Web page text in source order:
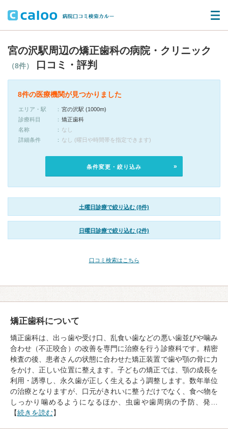
宮の沢駅周辺の矯正歯科の病院・クリニック
（8件） 口コミ・評判
8件の医療機関が見つかりました
エリア・駅
宮の沢駅 (1000m)
診療科目
矯正歯科
名称
なし
詳細条件
なし (曜日や時間帯を指定できます)
条件変更・絞り込み
土曜日診療で絞り込む (8件)
日曜日診療で絞り込む (2件)
口コミ検索はこちら
矯正歯科について
矯正歯科は、出っ歯や受け口、乱食い歯などの悪い歯並びや噛み
合わせ（不正咬合）の改善を専門に治療を行う診療科です。精密
検査の後、患者さんの状態に合わせた矯正装置で歯や顎の骨に力
をかけ、正しい位置に整えます。子どもの矯正では、顎の成長を
利用・誘導し、永久歯が正しく生えるよう調整します。数年単位
の治療となりますが、口元がきれいに整うだけでなく、食べ物を
しっかり噛めるようになるほか、虫歯や歯周病の予防、発…
【続きを読む】